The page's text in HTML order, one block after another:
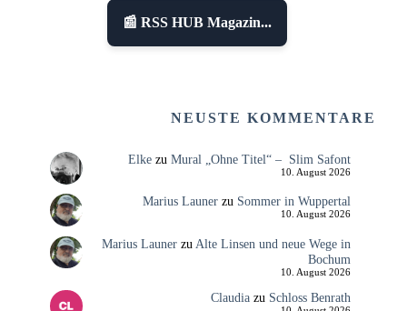
📰 RSS HUB Magazin...
NEUSTE KOMMENTARE
Elkezu Mural „Ohne Titel“ – Slim Safont
10. August 2026
Marius Launerzu Sommer in Wuppertal
10. August 2026
Marius Launerzu Alte Linsen und neue Wege in
Bochum
10. August 2026
Claudiazu Schloss Benrath